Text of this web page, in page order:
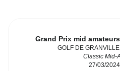
Grand Prix mid
GOLF DE
Classic Mid-
27/03/